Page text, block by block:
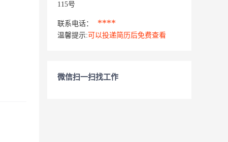
115号
联系电话： ****
温馨提示: 可以投递简历后免费查看
微信扫一扫找工作